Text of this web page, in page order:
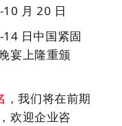
10 月 20 日
14 日中国紧固
宴上隆重颁
，我们将在前期
欢迎企业咨